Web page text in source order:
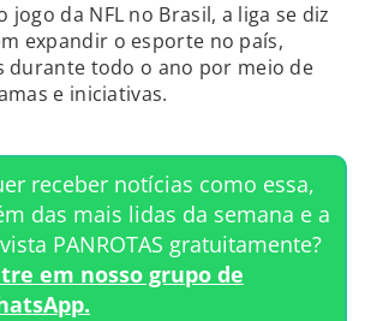
jogo da NFL no Brasil, a liga se diz
expandir o esporte no país,
durante todo o ano por meio de
e iniciativas.
receber notícias como essa,
das mais lidas da semana e a
PANROTAS gratuitamente?
em nosso grupo de